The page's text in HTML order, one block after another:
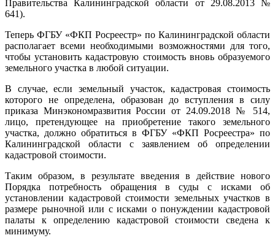
Правительства Калининградской области от 29.08.2013 №
641).
Теперь ФГБУ «ФКП Росреестр» по Калининградской области
располагает всеми необходимыми возможностями для того,
чтобы установить кадастровую стоимость вновь образуемого
земельного участка в любой ситуации.
В случае, если земельный участок, кадастровая стоимость
которого не определена, образован до вступления в силу
приказа Минэкономразвития России от 24.09.2018 № 514,
лицо, претендующее на приобретение такого земельного
участка, должно обратиться в ФГБУ «ФКП Росреестра» по
Калининградской области с заявлением об определении
кадастровой стоимости.
Таким образом, в результате введения в действие нового
Порядка потребность обращения в суды с исками об
установлении кадастровой стоимости земельных участков в
размере рыночной или с исками о понуждении кадастровой
палаты к определению кадастровой стоимости сведена к
минимуму.